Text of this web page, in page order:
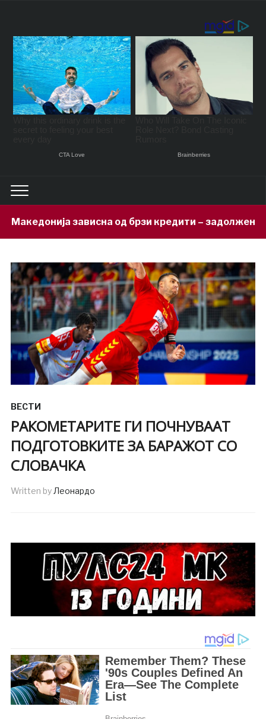
од брзи кредити – задолжени 333 милиони евра
ВЕСТИ
РАКОМЕТАРИТЕ ГИ ПОЧНУВААТ
ПОДГОТОВКИТЕ ЗА БАРАЖОТ СО
СЛОВАЧКА
Written byЛеонардо